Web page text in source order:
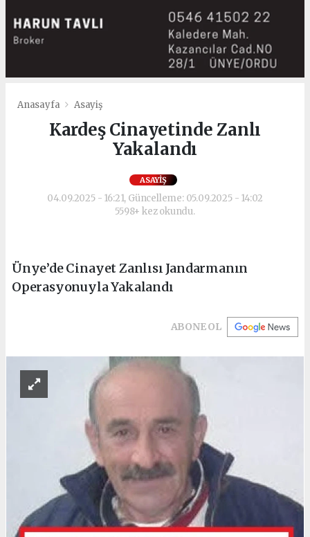
Anasayfa Asayiş
Kardeş Cinayetinde Zanlı
Yakalandı
ASAYIŞ
04.09.2025 - 16:21, Güncelleme: 05.09.2025 - 14:02
5598+ kez okundu.
Ünye’de Cinayet Zanlısı Jandarmanın
Operasyonuyla Yakalandı
ABONE OL